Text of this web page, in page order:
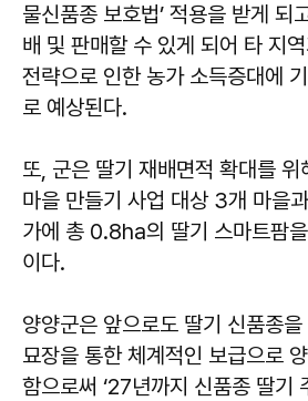
물신품종 보호법’ 적용을 받게 되
배 및 판매할 수 있게 되어 타 지
전략으로 인한 농가 소득증대에
로 예상된다.
또, 군은 딸기 재배면적 확대를 위
마을 만들기 사업 대상 3개 마을
가에 총 0.8ha의 딸기 스마트팜
이다.
양양군은 앞으로도 딸기 신품종
묘장을 통한 체계적인 보급으로
함으로써 ‘27년까지 신품종 딸기